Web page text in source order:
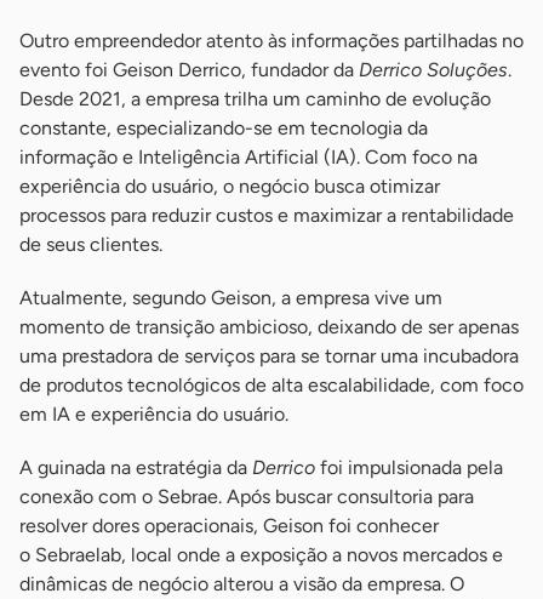
Outro empreendedor atento às informações partilhadas no
evento foi Geison Derrico, fundador da Derrico Soluções.
Desde 2021, a empresa trilha um caminho de evolução
constante, especializando-se em tecnologia da
informação e Inteligência Artificial (IA). Com foco na
experiência do usuário, o negócio busca otimizar
processos para reduzir custos e maximizar a rentabilidade
de seus clientes.
Atualmente, segundo Geison, a empresa vive um
momento de transição ambicioso, deixando de ser apenas
uma prestadora de serviços para se tornar uma incubadora
de produtos tecnológicos de alta escalabilidade, com foco
em IA e experiência do usuário.
A guinada na estratégia da Derrico foi impulsionada pela
conexão com o Sebrae. Após buscar consultoria para
resolver dores operacionais, Geison foi conhecer
o Sebraelab, local onde a exposição a novos mercados e
dinâmicas de negócio alterou a visão da empresa. O